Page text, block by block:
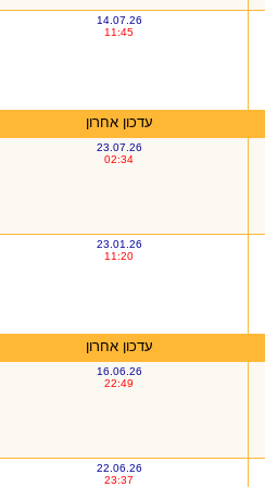
14.07.26
11:45
עדכון אחרון
23.07.26
02:34
23.01.26
11:20
עדכון אחרון
16.06.26
22:49
22.06.26
23:37